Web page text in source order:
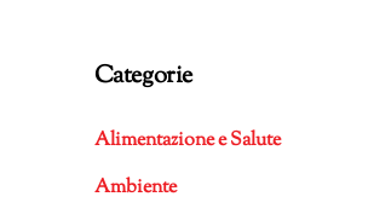
Categorie
Alimentazione e Salute
Ambiente